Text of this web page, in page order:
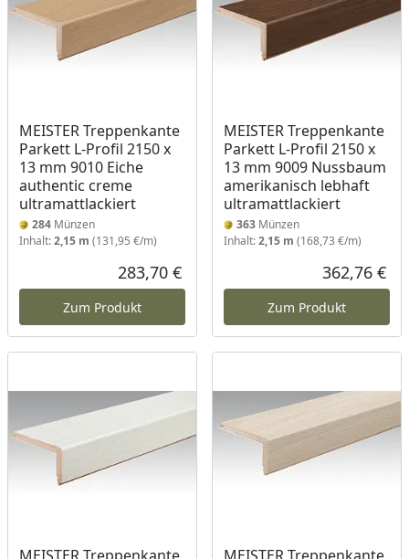
MEISTER Treppenkante
Parkett L-Profil 2150 x
13 mm 9010 Eiche
authentic creme
ultramattlackiert
284 Münzen
Inhalt:2,15 m (131,95 €/m)
Aktueller Preis
283,70 €
Zum Produkt
MEISTER Treppenkante
Parkett L-Profil 2150 x
13 mm 9009 Nussbaum
amerikanisch lebhaft
ultramattlackiert
363Münzen
Inhalt:2,15 m (168,73 €/m)
362,76 €
Zum Produkt